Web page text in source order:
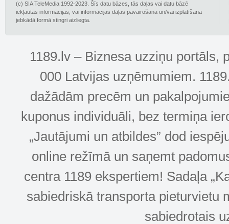
(c) SIA TeleMedia 1992-2023. Šīs datu bāzes, tās daļas vai datu bāzē
iekļautās informācijas, vai informācijas daļas pavairošana un/vai izplatīšana
jebkādā formā stingri aizliegta.
1189.lv – Biznesa uzziņu portāls,
000 Latvijas uzņēmumiem.
dažādām precēm un
kuponus individuāli, bez termiņa
„Jautājumi un atbildes” dod
online režīmā un saņemt
centra 1189 ekspertiem! Sadaļa
sabiedriskā transporta pieturvietu
sabiedrotais